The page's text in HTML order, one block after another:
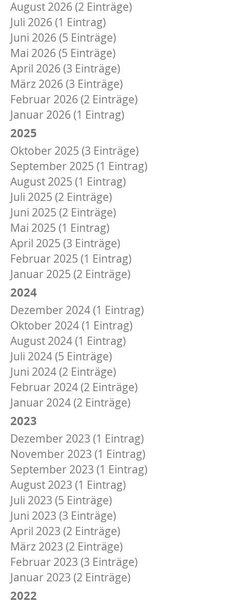
August 2026 (2 Einträge)
Juli 2026 (1 Eintrag)
Juni 2026 (5 Einträge)
Mai 2026 (5 Einträge)
April 2026 (3 Einträge)
März 2026 (3 Einträge)
Februar 2026 (2 Einträge)
Januar 2026 (1 Eintrag)
2025
Oktober 2025 (3 Einträge)
September 2025 (1 Eintrag)
August 2025 (1 Eintrag)
Juli 2025 (2 Einträge)
Juni 2025 (2 Einträge)
Mai 2025 (1 Eintrag)
April 2025 (3 Einträge)
Februar 2025 (1 Eintrag)
Januar 2025 (2 Einträge)
2024
Dezember 2024 (1 Eintrag)
Oktober 2024 (1 Eintrag)
August 2024 (1 Eintrag)
Juli 2024 (5 Einträge)
Juni 2024 (2 Einträge)
Februar 2024 (2 Einträge)
Januar 2024 (2 Einträge)
2023
Dezember 2023 (1 Eintrag)
November 2023 (1 Eintrag)
September 2023 (1 Eintrag)
August 2023 (1 Eintrag)
Juli 2023 (5 Einträge)
Juni 2023 (3 Einträge)
April 2023 (2 Einträge)
März 2023 (2 Einträge)
Februar 2023 (3 Einträge)
Januar 2023 (2 Einträge)
2022